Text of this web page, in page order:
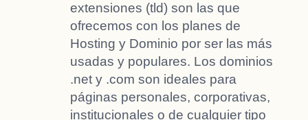
extensiones (tld) son las que
ofrecemos con los planes de
Hosting y Dominio por ser las más
usadas y populares. Los dominios
.net y .com son ideales para
páginas personales, corporativas,
institucionales o de cualquier tipo